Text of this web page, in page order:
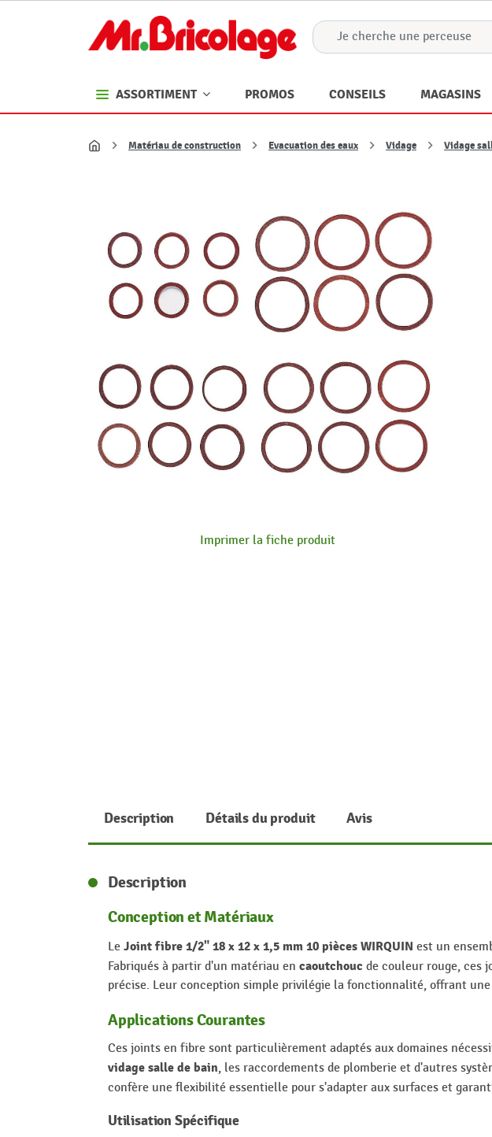
ASSORTIMENT PROMOS CONSEILS MAGASINS
Accueil
Matériau de construction Evacuation des eaux Vidage Vidage
Imprimer la fiche produit
Description Détails du produit Avis
Description
Conception et Matériaux
Le Joint fibre 1/2" 18 x 12 x 1,5 mm 10 pièces WIRQUIN est un
Fabriqués à partir d'un matériau en caoutchouc de couleur rouge, ces
précise. Leur conception simple privilégie la fonctionnalité, offrant
Applications Courantes
Ces joints en fibre sont particulièrement adaptés aux domaines
vidage salle de bain, les raccordements de plomberie et d'autres
confère une flexibilité essentielle pour s'adapter aux surfaces et
Utilisation Spécifique